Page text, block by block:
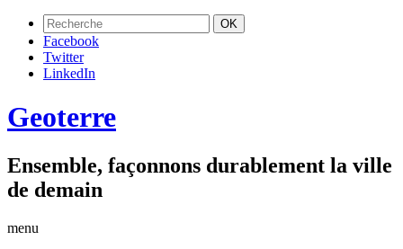
Facebook
Twitter
LinkedIn
Geoterre
Ensemble, façonnons durablement la ville
de demain
menu